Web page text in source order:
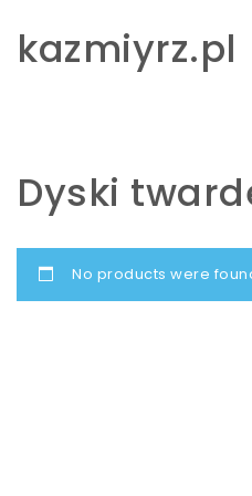
kazmiyrz.pl
Dyski
No products were